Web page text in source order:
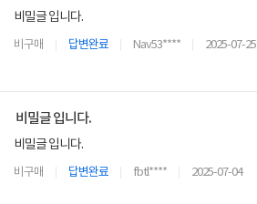
비밀글 입니다.
비구매 답변완료 Nav53**** 2025-07-25
비밀글 입니다.
비밀글 입니다.
비구매 답변완료 fbtl**** 2025-07-04